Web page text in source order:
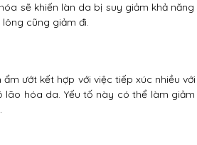
sẽ khiến làn da bị suy giảm khả
cũng giảm đi.
ướt kết hợp với việc tiếp xúc nhiều
lão hóa da. Yếu tố này có thể làm